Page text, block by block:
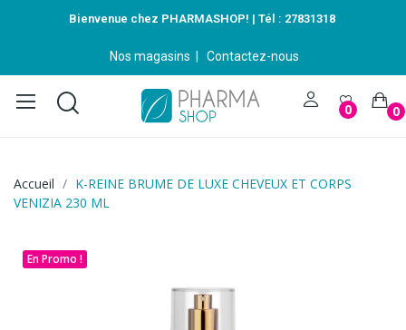
Bienvenue chez PHARMASHOP! | Tél : 27831318
Nos magasins Contactez-nous
0 0
Accueil
K-REINE BRUME DE LUXE CHEVEUX ET CORPS
VENIZIA 230 ML
En Promo !